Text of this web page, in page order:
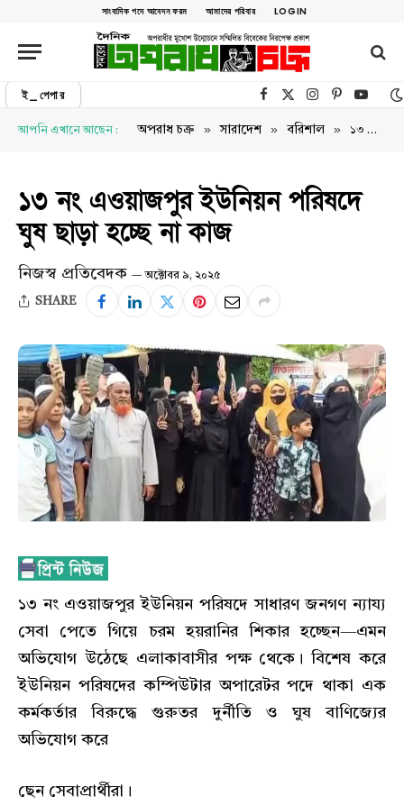
সাংবাদিক পদে আবেদন ফরম আমাদের পরিবার LOGIN
ই_পেপার Facebook
X (Twitter)Instagram
Pinterest
আপনি এখানে আছেন : অপরাধ চক্র » সারাদেশ » বরিশাল » ১৩ নং এওয়াজপুর ইউনিয়ন পরিষদে ঘুষ ছাড়া হচ্ছে না কাজ
১৩ নং এওয়াজপুর ইউনিয়ন পরিষদে
ঘুষ ছাড়া হচ্ছে না কাজ
নিজস্ব প্রতিবেদক অক্টোবর ৯, ২০২৫
SHARE
১৩ নং এওয়াজপুর ইউনিয়ন পরিষদে সাধারণ জনগণ ন্যায্য
সেবা পেতে গিয়ে চরম হয়রানির শিকার হচ্ছেন—এমন
অভিযোগ উঠেছে এলাকাবাসীর পক্ষ থেকে। বিশেষ করে
ইউনিয়ন পরিষদের কম্পিউটার অপারেটর পদে থাকা এক
কর্মকর্তার বিরুদ্ধে গুরুতর দুর্নীতি ও ঘুষ বাণিজ্যের
অভিযোগ করে
ছেন সেবাপ্রার্থীরা।